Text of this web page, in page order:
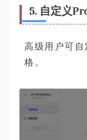
5. 自定义
高级用户可
格。